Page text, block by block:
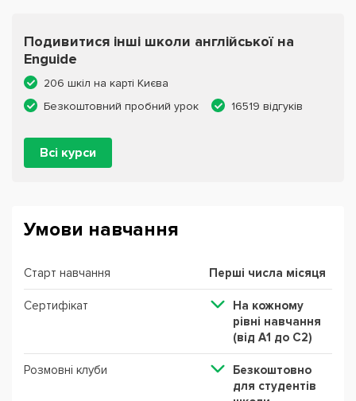
Подивитися інші школи англійської на
Enguide
206 шкіл на карті Києва
Безкоштовний пробний урок
16519 відгуків
Всі курси
Умови навчання
Старт навчання Перші числа місяця
Сертифікат
На кожному
рівні навчання
(від А1 до С2)
Розмовні клуби
Безкоштовно
для студентів